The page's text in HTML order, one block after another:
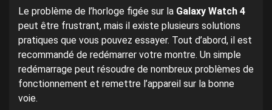
Le problème de l’horloge figée sur la Galaxy Watch 4
peut être frustrant, mais il existe plusieurs solutions
pratiques que vous pouvez essayer. Tout d’abord, il est
recommandé de redémarrer votre montre. Un simple
redémarrage peut résoudre de nombreux problèmes de
fonctionnement et remettre l’appareil sur la bonne
voie.